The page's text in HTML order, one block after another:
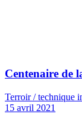
Centenaire de
Terroir / technique
15 avril 2021